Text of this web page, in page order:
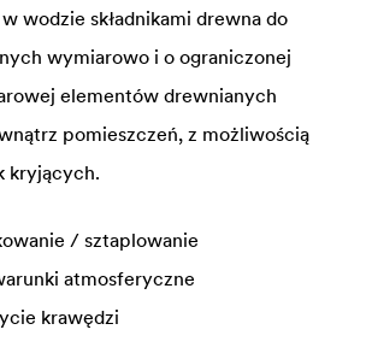
wodzie składnikami drewna do
wymiarowo i o ograniczonej
elementów drewnianych
pomieszczeń, z możliwością
kryjących.
/ sztaplowanie
atmosferyczne
krawędzi